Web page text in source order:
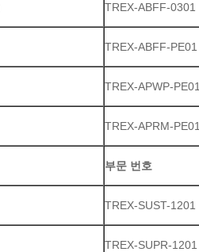
TREX-ABFF-0301
TREX-ABFF-PE01
TREX-APWP-PE01
TREX-APRM-PE01
부문 번호
TREX-SUST-1201
TREX-SUPR-1201